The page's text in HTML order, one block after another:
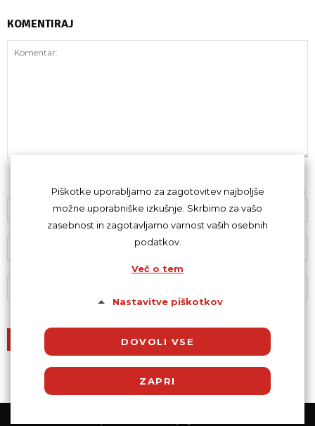
KOMENTIRAJ
Z oddajo komentarja se strinjaš skodeksom komentiranja
Piškotke uporabljamo za zagotovitev najboljše
možne uporabniške izkušnje. Skrbimo za vašo
zasebnost in zagotavljamo varnost vaših osebnih
podatkov.
Več o tem
Nastavitve piškotkov
DOVOLI VSE
ZAPRI